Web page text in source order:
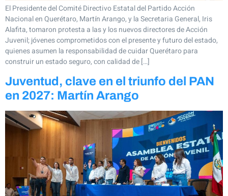
El Presidente del Comité Directivo Estatal del Partido Acción
Nacional en Querétaro, Martín Arango, y la Secretaria General, Iris
Alafita, tomaron protesta a las y los nuevos directores de Acción
Juvenil; jóvenes comprometidos con el presente y futuro del estado,
quienes asumen la responsabilidad de cuidar Querétaro para
construir un estado seguro, con calidad de […]
Juventud, clave en el triunfo del PAN
en 2027: Martín Arango